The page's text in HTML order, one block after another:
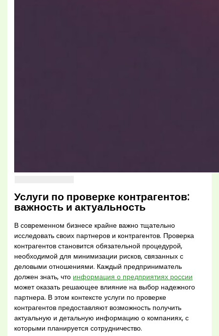
Услуги по проверке контрагентов:
важность и актуальность
В современном бизнесе крайне важно тщательно
исследовать своих партнеров и контрагентов. Проверка
контрагентов становится обязательной процедурой,
необходимой для минимизации рисков, связанных с
деловыми отношениями. Каждый предприниматель
должен знать, что информация о предприятиях россии
может оказать решающее влияние на выбор надежного
партнера. В этом контексте услуги по проверке
контрагентов предоставляют возможность получить
актуальную и детальную информацию о компаниях, с
которыми планируется сотрудничество.